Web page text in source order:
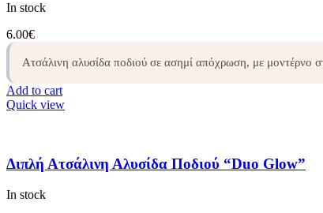
In stock
6.00€
Ατσάλινη αλυσίδα ποδιού σε ασημί απόχρωση, με μοντέρνο
Add to cart
Quick view
Διπλή Ατσάλινη Αλυσίδα Ποδιού “Duo Glow”
In stock